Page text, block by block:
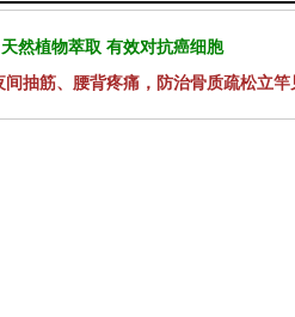
然植物萃取 有效对抗癌细胞
抽筋、腰背疼痛，防治骨质疏松立竿